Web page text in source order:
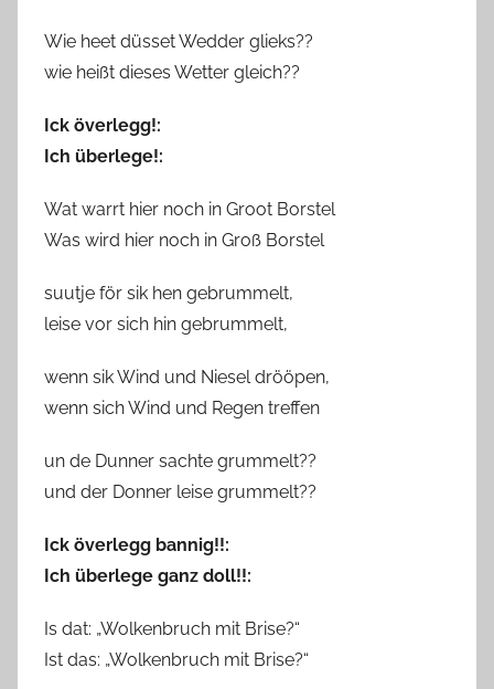
Wie heet düsset Wedder glieks??
wie heißt dieses Wetter gleich??
Ick överlegg!:
Ich überlege!:
Wat warrt hier noch in Groot Borstel
Was wird hier noch in Groß Borstel
suutje för sik hen gebrummelt,
leise vor sich hin gebrummelt,
wenn sik Wind und Niesel drööpen,
wenn sich Wind und Regen treffen
un de Dunner sachte grummelt??
und der Donner leise grummelt??
Ick överlegg bannig!!:
Ich überlege ganz doll!!:
Is dat: „Wolkenbruch mit Brise?“
Ist das: „Wolkenbruch mit Brise?“